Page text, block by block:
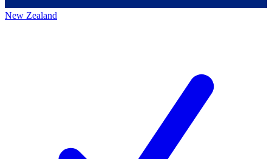
New Zealand